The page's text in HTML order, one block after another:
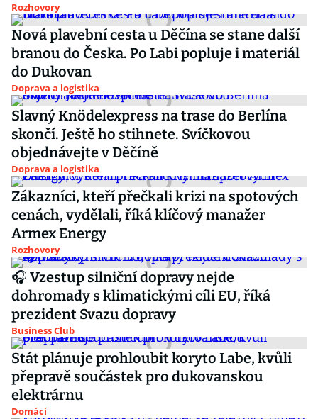
Rozhovory
Nová plavební cesta u Děčína se stane další
branou do Česka. Po Labi popluje i materiál
do Dukovan
Doprava a logistika
Slavný Knödelexpress na trase do Berlína
skončí. Ještě ho stihnete. Svíčkovou
objednávejte v Děčíně
Doprava a logistika
Zákazníci, kteří přečkali krizi na spotových
cenách, vydělali, říká klíčový manažer
Armex Energy
Rozhovory
🎧 Vzestup silniční dopravy nejde
dohromady s klimatickými cíli EU, říká
prezident Svazu dopravy
Business Club
Stát plánuje prohloubit koryto Labe, kvůli
přepravě součástek pro dukovanskou
elektrárnu
Domácí